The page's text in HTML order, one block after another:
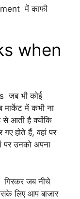
में काफी
when
जब भी कोई
में कभी ना
आती है क्योंकि
होते हैं, वहां पर
पर उनको अपना
जब नीचे
लिए आप बाजार